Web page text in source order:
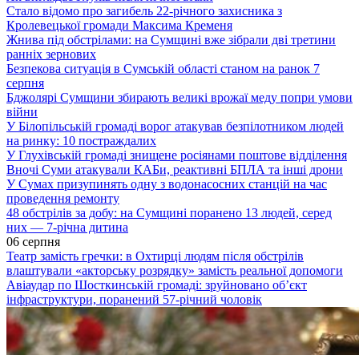
Стало відомо про загибель 22-річного захисника з
Кролевецької громади Максима Кременя
Жнива під обстрілами: на Сумщині вже зібрали дві третини
ранніх зернових
Безпекова ситуація в Сумській області станом на ранок 7
серпня
Бджолярі Сумщини збирають великі врожаї меду попри умови
війни
У Білопільській громаді ворог атакував безпілотником людей
на ринку: 10 постраждалих
У Глухівській громаді знищене росіянами поштове відділення
Вночі Суми атакували КАБи, реактивні БПЛА та інші дрони
У Сумах призупинять одну з водонасосних станцій на час
проведення ремонту
48 обстрілів за добу: на Сумщині поранено 13 людей, серед
них — 7-річна дитина
06 серпня
Театр замість гречки: в Охтирці людям після обстрілів
влаштували «акторську розрядку» замість реальної допомоги
Авіаудар по Шосткинській громаді: зруйновано об’єкт
інфраструктури, поранений 57-річний чоловік